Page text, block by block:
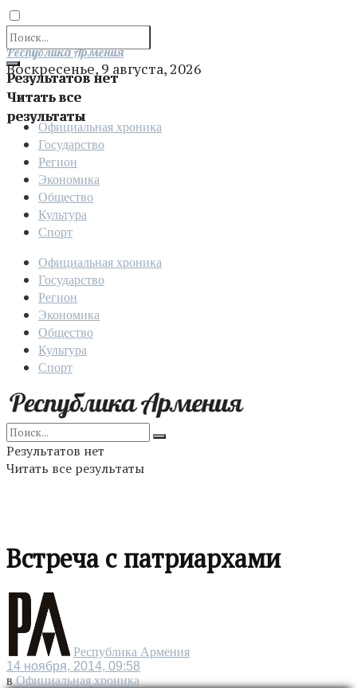
Результатов нет
Читать все
результаты
Отправить
Республика Армения
Воскресенье, 9 августа, 2026
Официальная хроника
Государство
Регион
Экономика
Общество
Культура
Спорт
Официальная хроника
Государство
Регион
Экономика
Общество
Культура
Спорт
Результатов нет
Читать все результаты
Встреча с патриархами
Республика Армения
14 ноября, 2014, 09:58
в Официальная хроника